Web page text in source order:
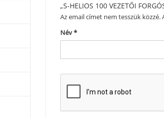
„S-HELIOS 100 VEZETŐI
Az email címet nem tesszük közzé.
Név*